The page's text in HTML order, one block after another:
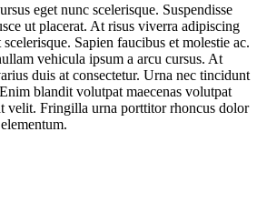
eget nunc scelerisque. Suspendisse
ut placerat. At risus viverra adipiscing
Sapien faucibus et molestie ac.
vehicula ipsum a arcu cursus. At
duis at consectetur. Urna nec tincidunt
blandit volutpat maecenas volutpat
velit. Fringilla urna porttitor rhoncus dolor